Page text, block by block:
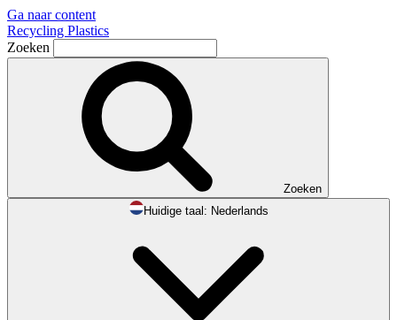
Ga naar content
Recycling Plastics
Zoeken
Zoeken
Huidige taal: